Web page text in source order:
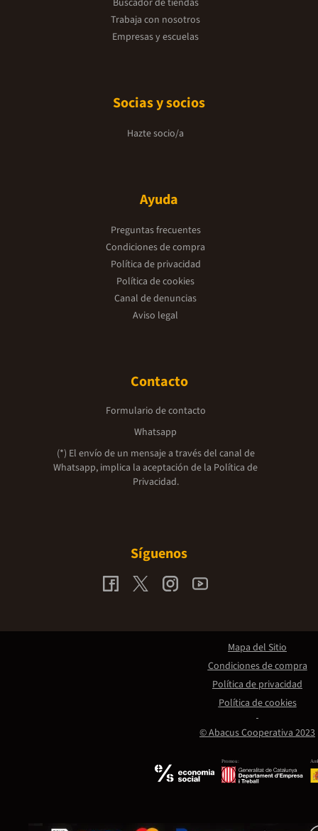
Buscador de tiendas
Trabaja con nosotros
Empresas y escuelas
Socias y socios
Hazte socio/a
Ayuda
Preguntas frecuentes
Condiciones de compra
Política de privacidad
Política de cookies
Canal de denuncias
Aviso legal
Contacto
Formulario de contacto
Whatsapp
(*) El envío de un mensaje a través del canal de
Whatsapp, implica la aceptación de la Política de
Privacidad.
Síguenos
Promou:
© Abacus Cooperativa 2023
Mapa del Sitio
Condiciones de compra
Política de privacidad
Política de cookies